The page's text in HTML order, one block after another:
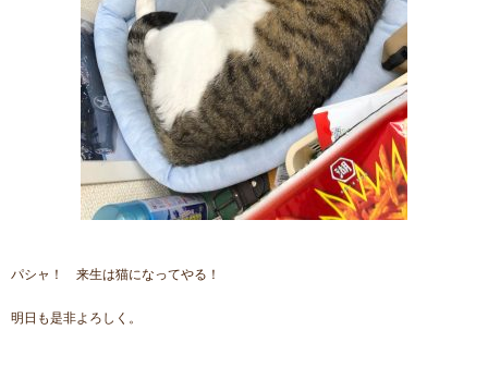
パシャ！ 来生は猫になってやる！
明日も是非よろしく。